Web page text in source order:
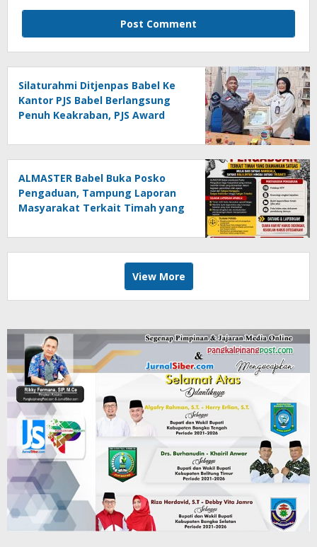
Silaturahmi Ditjenpas Babel Ke
Kantor PJS Babel Berlangsung
Penuh Keakraban, PJS Award
Agustina
ALMASTER Babel Buka Posko
Pengaduan, Tampung Laporan
Masyarakat Terkait Timah yang
View More